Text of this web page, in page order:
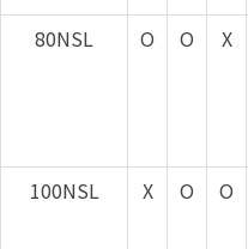
80NSL O O X
100NSL X O O